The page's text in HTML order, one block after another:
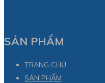
SẢN PHẨM
TRANG CHỦ
SẢN PHẨM